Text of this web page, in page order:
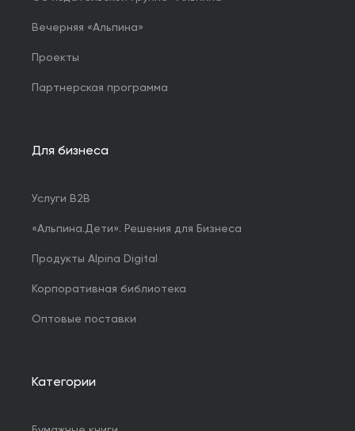
Вечерняя «Альпина»
Проекты
Партнерская программа
Для бизнеса
Услуги B2B
«Альпина.Дети». Решения для Бизнеса
Продукты Alpina Digital
Корпоративная библиотека
Оптовые поставки
Категории